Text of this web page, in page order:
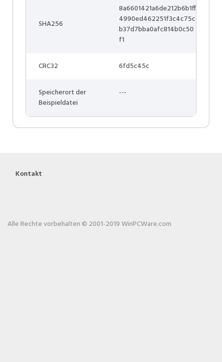
SHA256
8a6601421a6de212b6b1ff
4990ed462251f3c4c75c
b37d7bba0afc814b0c50
f1
CRC32 6fd5c45c
Speicherort der
Beispieldatei
---
Kontakt
Alle Rechte vorbehalten © 2001-2019 WinPCWare.com